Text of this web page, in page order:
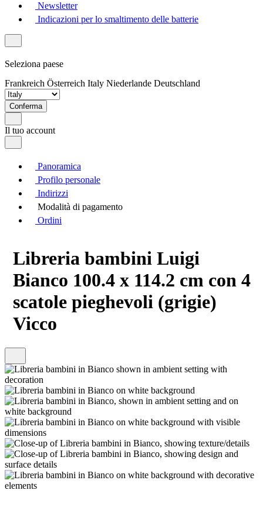
Newsletter
Indicazioni per lo smaltimento delle batterie
Seleziona paese
Frankreich Österreich Italy Niederlande Deutschland
Conferma
Il tuo account
Panoramica
Profilo personale
Indirizzi
Modalità di pagamento
Ordini
Libreria bambini Luigi
Bianco 100.4 x 114.2 cm con 4
scatole pieghevoli (grigie)
Vicco